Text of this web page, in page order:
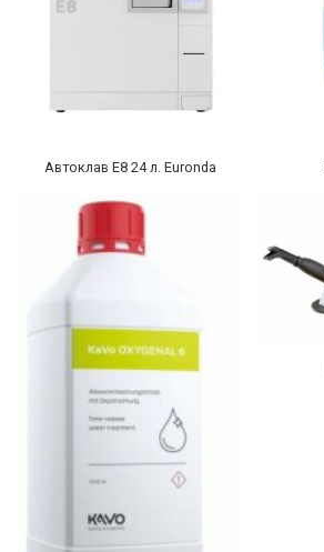
Автоклав E8 24 л. Euronda